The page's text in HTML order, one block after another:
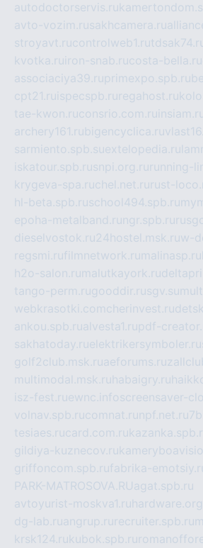
autodoctorservis.ru
avto-vozim.rusakhcamera.ru
stroyavt.rucontrolweb1.ru
kvotka.ru iron-snab.rucosta-bella.ru
associaciya39.ruprimexpo.spb.ru
cpt21.ru ispecspb.ru regahost.ru
tae-kwon.ruconsrio.com.ru
archery161.rubigencyclica.ru
sarmiento.spb.suextelopedia.ru
iskatour.spb.rusnpi.org.ru running-
krygeva-spa.ruchel.net.ru rust-
hl-beta.spb.ruschool494.spb.ru
epoha-metalband.ru ngr.spb.ru
dieselvostok.ru24hostel.msk.ruw-
regsmi.rufilmnetwork.ru malinasp.ru
h2o-salon.ru malutkayork.ru
tango-perm.rugooddir.rusgv.su
webkrasotki.comcherinvest.ru
ankou.spb.rualvesta1.rupdf-
sakhatoday.ruelektrikersymboler.ru
golf2club.msk.ruaeforums.ru
multimodal.msk.ru habaigry.ru
isz-fest.ruewnc.infoscreensaver-
volnav.spb.rucomnat.ru npf.net.ru
tesiaes.rucard.com.ru
gildiya-kuznecov.ru
griffoncom.spb.rufabrika-
PARK-MATROSOVA.RUagat.spb.ru
avtoyurist-moskva1.ru
dg-lab.ruangrup.ru recruiter.spb.ru
krsk124.rukubok.spb.ru